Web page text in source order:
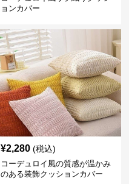
ョンカバー
¥2,280 (税込)
コーデュロイ風の質感が温かみ
のある装飾クッションカバー